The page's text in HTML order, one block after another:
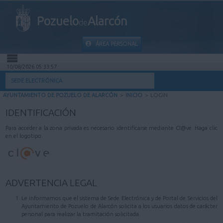
PozuelodeAlarcón
ÁREA PERSONAL
INICIO
MI CARPETA
INFORMACIÓN MUNICIPAL
AYUDA
10/08/2026 05:33:57
SEDE ELECTRÓNICA
AYUNTAMIENTO DE POZUELO DE ALARCÓN > INICIO > LOGIN
IDENTIFICACIÓN
Para acceder a la zona privada es necesario identificarse mediante Cl@ve. Haga clic
en el logotipo.
ADVERTENCIA LEGAL
Le informamos que el sistema de Sede Electrónica y de Portal de Servicios del
Ayuntamiento de Pozuelo de Alarcón solicita a los usuarios datos de carácter
personal para realizar la tramitación solicitada.